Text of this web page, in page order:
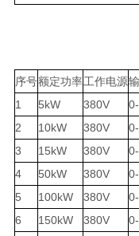
序号额定功率工作电源
1
5kW 380V
2 10kW 380V
3
15kW 380V
4
50kW 380V
5 100kW 380V
6
150kW 380V